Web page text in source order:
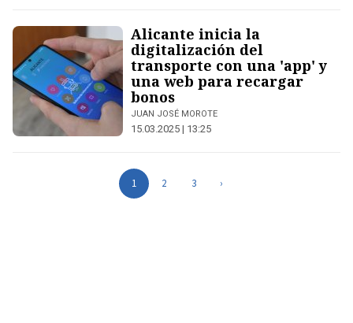
Alicante inicia la
digitalización del
transporte con una 'app' y
una web para recargar
bonos
JUAN JOSÉ MOROTE
15.03.2025 | 13:25
1 2 3 ›